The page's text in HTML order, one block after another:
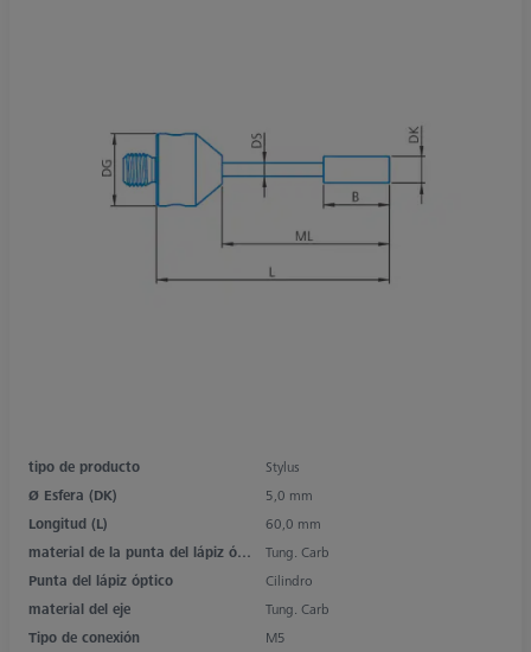
tipo de producto
Stylus
Ø Esfera (DK)
5,0 mm
Longitud (L)
60,0 mm
material de la punta del lápiz óptico
Tung. Carb
Punta del lápiz óptico
Cilindro
material del eje
Tung. Carb
Tipo de conexión
M5